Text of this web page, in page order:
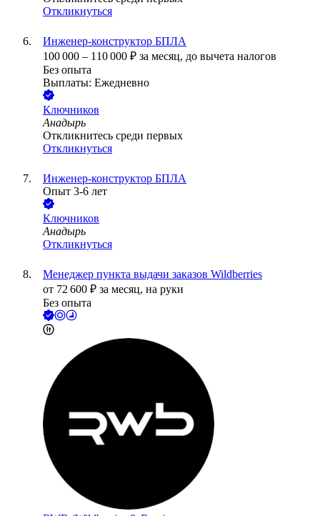
Откликнуться
Инженер-конструктор БПЛА
100 000 – 110 000 ₽ за месяц, до вычета налогов
Без опыта
Выплаты: Ежедневно
Ключников
Анадырь
Откликнитесь среди первых
Откликнуться
Инженер-конструктор БПЛА
Опыт 3-6 лет
Ключников
Анадырь
Откликнуться
Менеджер пункта выдачи заказов Wildberries
от 72 600 ₽ за месяц, на руки
Без опыта